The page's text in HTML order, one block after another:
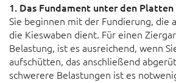
1. Das Fundament unter den Platten
Sie beginnen mit der Fundierung, die
die Kieswaben dient. Für einen
Belastung, ist es ausreichend, wenn
aufschütten, das anschließend
schwerere Belastungen ist es